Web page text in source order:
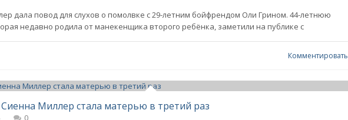
дала повод для слухов о помолвке с 29-летним бойфрендом Оли Грином. 44-летнюю
недавно родила от манекенщика второго ребёнка, заметили на публике с
Комментировать
Сиенна Миллер стала матерью в третий раз
0